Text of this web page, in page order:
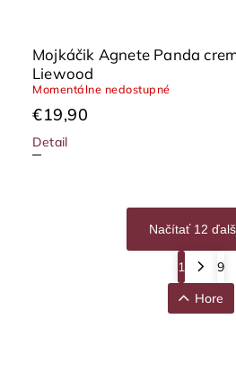
Mojkáčik Agnete Panda
Liewood
Momentálne nedostupné
€19,90
Detail
Načítať 12
1
9
Hore